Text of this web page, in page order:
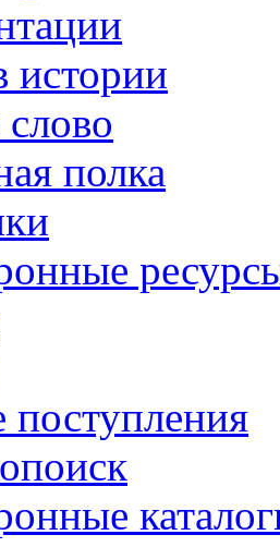
истории
полка